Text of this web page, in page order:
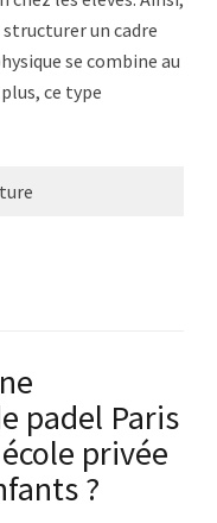
un cadre
se combine au
ce type
padel Paris
privée
?